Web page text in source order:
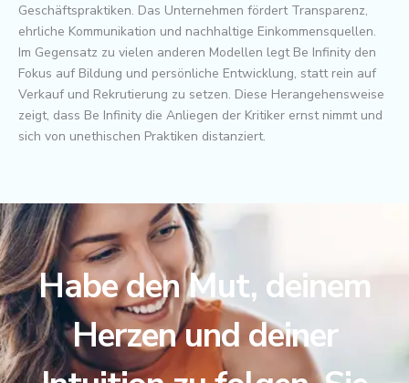
Geschäftspraktiken. Das Unternehmen fördert Transparenz,
ehrliche Kommunikation und nachhaltige Einkommensquellen.
Im Gegensatz zu vielen anderen Modellen legt Be Infinity den
Fokus auf Bildung und persönliche Entwicklung, statt rein auf
Verkauf und Rekrutierung zu setzen. Diese Herangehensweise
zeigt, dass Be Infinity die Anliegen der Kritiker ernst nimmt und
sich von unethischen Praktiken distanziert.
Habe den Mut, deinem
Herzen und deiner